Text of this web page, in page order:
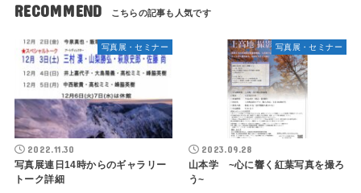
RECOMMEND
写真展・セミナー
2022.11.30
写真展連日14時からのギャラリー
トーク詳細
写真展・セミナー
2023.09.28
山本学 ~心に響く紅葉写真を撮ろ
う~